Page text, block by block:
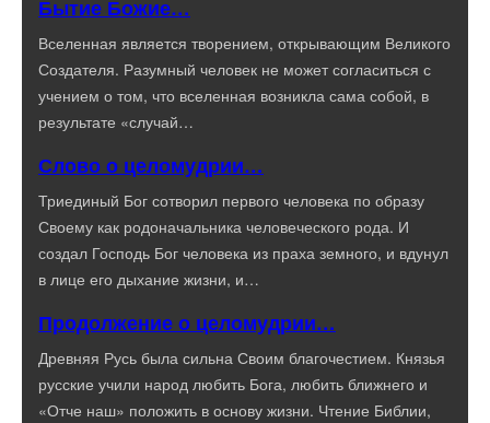
Бытие Божие…
Вселенная является творением, открывающим Великого
Создателя. Разумный человек не может согласиться с
учением о том, что вселенная возникла сама собой, в
результате «случай…
Слово о целомудрии…
Триединый Бог сотворил первого человека по образу
Своему как родоначальника человеческого рода. И
создал Господь Бог человека из праха земного, и вдунул
в лице его дыхание жизни, и…
Продолжение о целомудрии…
Древняя Русь была сильна Своим благочестием. Князья
русские учили народ любить Бога, любить ближнего и
«Отче наш» положить в основу жизни. Чтение Библии,